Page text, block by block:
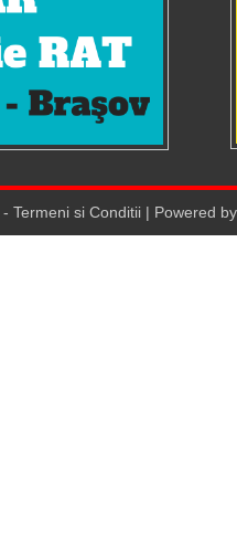
- Termeni si Conditii | Powered